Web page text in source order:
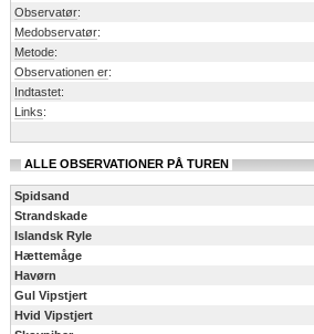
Observatør:
Medobservatør:
Metode:
Observationen er:
Indtastet:
Links:
ALLE OBSERVATIONER PÅ TUREN
Spidsand
Strandskade
Islandsk Ryle
Hættemåge
Havørn
Gul Vipstjert
Hvid Vipstjert